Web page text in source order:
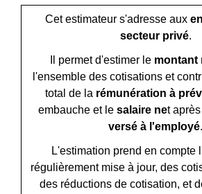
Cet estimateur s'adresse aux
secteur privé.
Il permet d'estimer le montant
l'ensemble des cotisations et
total de la rémunération à
embauche et le salaire net
versé à l'employé.
L'estimation prend en compte
régulièrement mise à jour, des
des réductions de cotisation, et